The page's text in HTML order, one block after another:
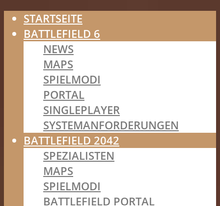
STARTSEITE
BATTLEFIELD 6
NEWS
MAPS
SPIELMODI
PORTAL
SINGLEPLAYER
SYSTEMANFORDERUNGEN
BATTLEFIELD 2042
SPEZIALISTEN
MAPS
SPIELMODI
BATTLEFIELD PORTAL